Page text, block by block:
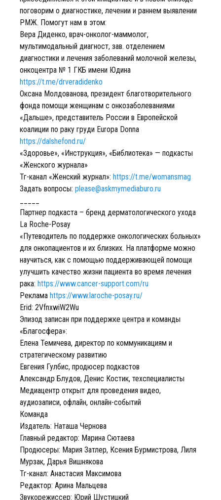
поговорим о диагностике, лечении и раннем выявлении
РМЖ. Помогут нам в этом:
Вера Диденко, врач-онколог-маммолог,
мультимодальный диагност, зав. отделением
диагностики и лечения заболеваний молочной железы,
онкоцентра № 1 ГКБ имени Юдина
https://t.me/drveradidenko
Оксана Молдованова, президент благотворительного
фонда помощи женщинам с онкозаболеваниями
«Дальше», представитель России в Европейской
коалиции по раку груди Europa Donna
https://dalshefond.ru/
«Здоровье», «Инструкция», «Библиотека» — подкасты
«Женского журнала»
Тг-канал «Женский журнал»: https://t.me/womansmag
Задать вопросы: please@askmymediaburo.ru
Партнер подкаста – бренд дерматологического ухода
La Roche-Posay
«Путеводитель по поддержке онкологических больных»
для онкопациентов и их близких. На платформе можно
научиться, как с помощью поддерживающей помощи
улучшить качество жизни пациента во время лечения
рака: https://www.cancer-support.com/ru
Реклама https://www.laroche-posay.ru/
Erid: 2VfnxwiW2Wu
Эпизод записан при поддержке центра и команды
«Благосфера»:
Елена Темичева, директор по коммуникациям и
стратегическому развитию
Евгения Гулбис, продюсер подкастов
Александр Блудов, Денис Костик, техспециалисты
Медиацентр открыт для проведения видео,
аудиозаписи, офлайн, онлайн-событий
Команда
Издатель: Наташа Чернова
Главный редактор: Марина Сютаева
Продюсеры: Мария Затлер, Ксения Бурмистрова, Лиля
Мурзак, Дарья Вишнякова
Тг-канал: Анастасия Максимова
Редактор: Арина Мальцева
Звукорежиссер: Юрий Шустицкий